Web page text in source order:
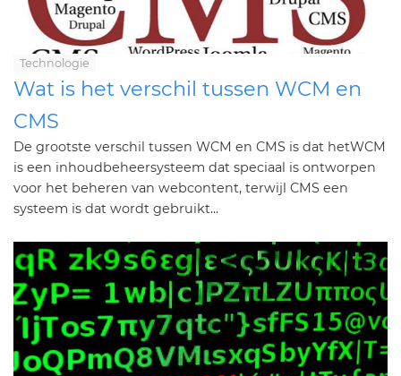
Technologie
Wat is het verschil tussen WCM en
CMS
De grootste verschil tussen WCM en CMS is dat hetWCM
is een inhoudbeheersysteem dat speciaal is ontworpen
voor het beheren van webcontent, terwijl CMS een
systeem is dat wordt gebruikt...